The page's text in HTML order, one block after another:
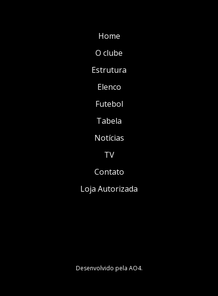
Home
O clube
Estrutura
Elenco
Futebol
Tabela
Notícias
TV
Contato
Loja Autorizada
Desenvolvido pela AO4.